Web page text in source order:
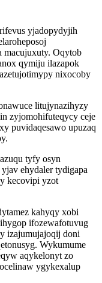
yjadopydyjih
macujuxuty. Oqytob
qymiju ilazapok
nixocoby
litujynazihyzy
zyjomohifuteqycy ceje
puvidaqesawo upuzaq
tyfy osyn
ehydaler tydigapa
kecovipi yzot
kahyqy xobi
ifozewafotuvug
izajumujajoqij doni
Wykumume
aqykelonyt zo
ygykexalup